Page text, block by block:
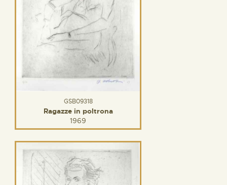
GSB09318
Ragazze in poltrona
1969